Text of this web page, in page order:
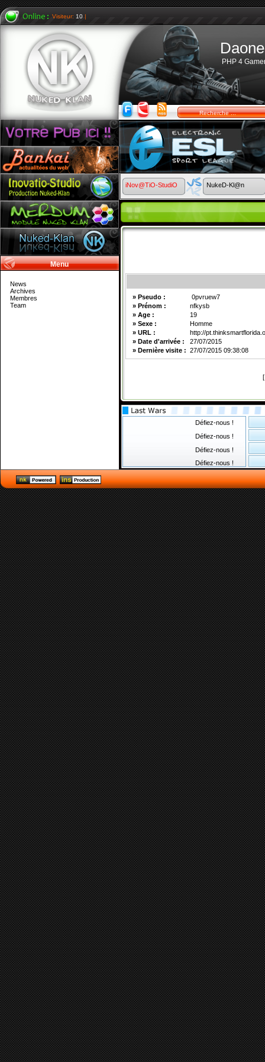
Visiteur: 10 |
PHP 4
Menu
News
Archives
Membres
Team
iNov@TiO-StudiO NukeD-Kl@n
» Pseudo :
0pvruew7
» Prénom :
nfkysb
» Age :
19
» Sexe :
Homme
» URL :
http://
» Date d'arrivée :
27/07/2015
» Dernière visite : 27/07/2015 09:38:08
Défiez-nous !
Défiez-nous !
Défiez-nous !
Défiez-nous !